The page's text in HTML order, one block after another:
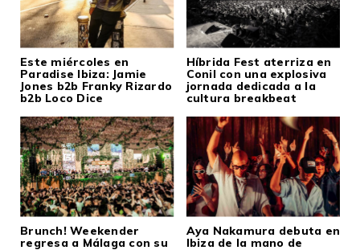
Este miércoles en
Paradise Ibiza: Jamie
Jones b2b Franky Rizardo
b2b Loco Dice
Híbrida Fest aterriza en
Conil con una explosiva
jornada dedicada a la
cultura breakbeat
Brunch! Weekender
regresa a Málaga con su
Aya Nakamura debuta en
Ibiza de la mano de